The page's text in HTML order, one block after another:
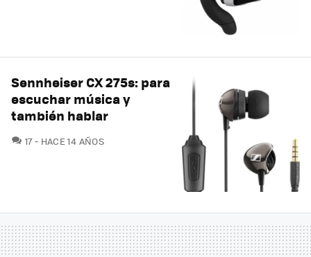
Sennheiser CX 275s: para
escuchar música y
también hablar
17COMENTARIOS
HACE 14 AÑOS